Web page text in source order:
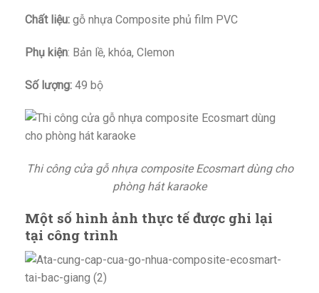
Chất liệu: gỗ nhựa Composite phủ film PVC
Phụ kiện: Bản lề, khóa, Clemon
Số lượng: 49 bộ
Thi công cửa gỗ nhựa composite Ecosmart dùng cho
phòng hát karaoke
Một số hình ảnh thực tế được ghi lại
tại công trình